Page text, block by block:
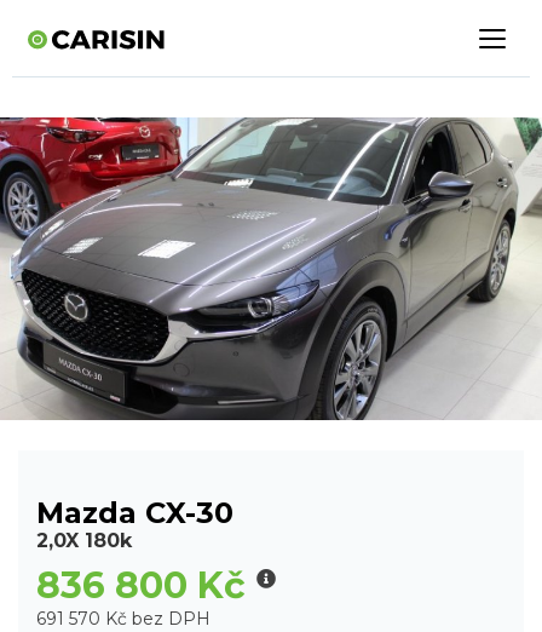
Mazda CX-30
2,0X 180k
836 800 Kč
691 570 Kč bez DPH